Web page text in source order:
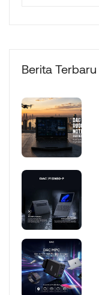
Berita Terbaru